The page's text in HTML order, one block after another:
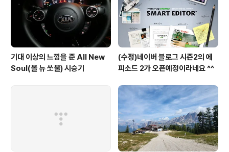
기대 이상의 느낌을 준 All New
Soul(올 뉴 쏘울) 시승기
(수정)네이버 블로그 시즌2의 에
피소드 2가 오픈예정이라네요 ^^